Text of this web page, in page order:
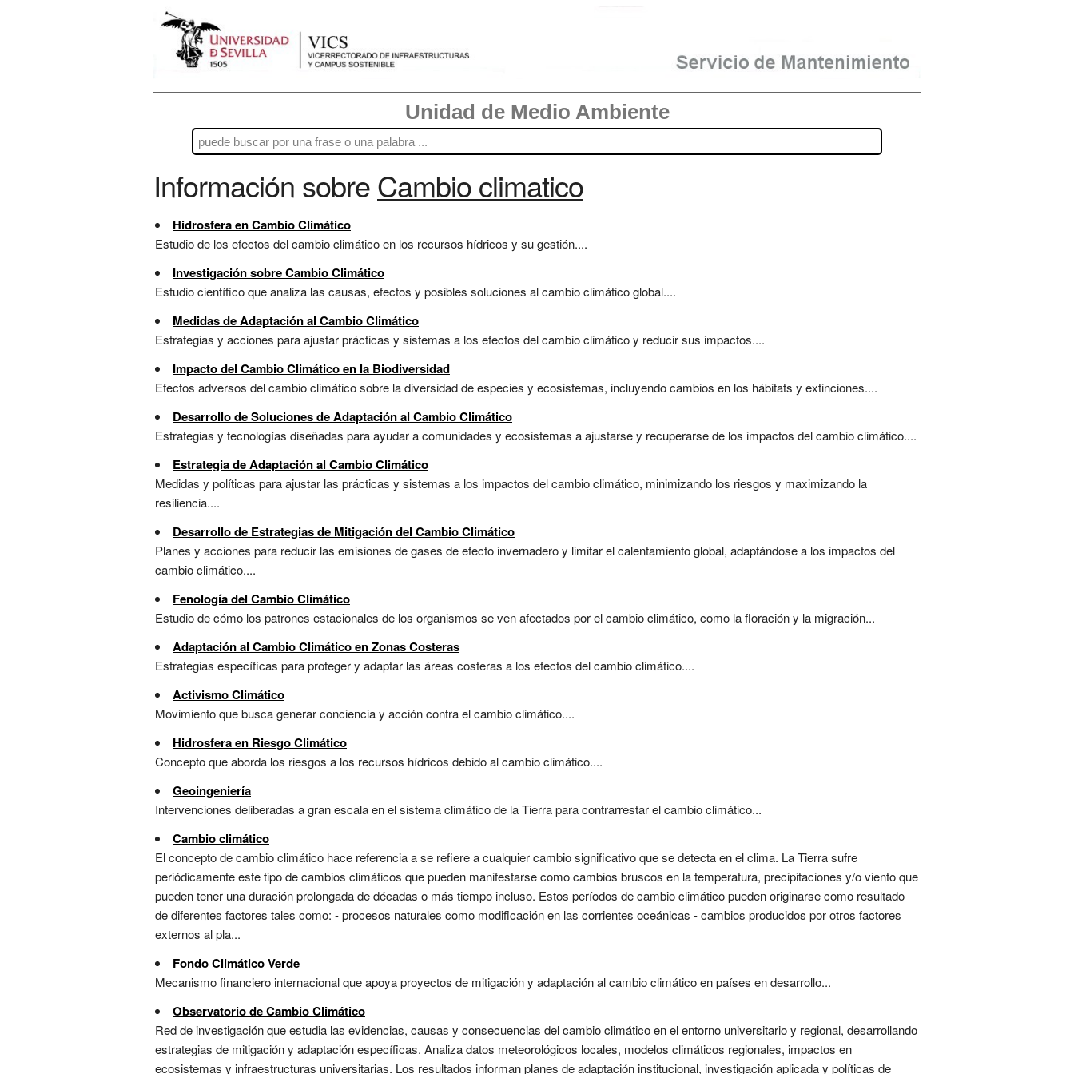
Unidad de Medio Ambiente
Información sobreCambio climatico
Hidrosfera en Cambio Climático
Estudio de los efectos del cambio climático en los recursos hídricos y su gestión....
Investigación sobre Cambio Climático
Estudio científico que analiza las causas, efectos y posibles soluciones al cambio climático global....
Medidas de Adaptación al Cambio Climático
Estrategias y acciones para ajustar prácticas y sistemas a los efectos del cambio climático y reducir sus impactos....
Impacto del Cambio Climático en la Biodiversidad
Efectos adversos del cambio climático sobre la diversidad de especies y ecosistemas, incluyendo cambios en los hábitats y extinciones....
Desarrollo de Soluciones de Adaptación al Cambio Climático
Estrategias y tecnologías diseñadas para ayudar a comunidades y ecosistemas a ajustarse y recuperarse de los impactos del cambio climático....
Estrategia de Adaptación al Cambio Climático
Medidas y políticas para ajustar las prácticas y sistemas a los impactos del cambio climático, minimizando los riesgos y maximizando la
resiliencia....
Desarrollo de Estrategias de Mitigación del Cambio Climático
Planes y acciones para reducir las emisiones de gases de efecto invernadero y limitar el calentamiento global, adaptándose a los impactos del
cambio climático....
Fenología del Cambio Climático
Estudio de cómo los patrones estacionales de los organismos se ven afectados por el cambio climático, como la floración y la migración...
Adaptación al Cambio Climático en Zonas Costeras
Estrategias específicas para proteger y adaptar las áreas costeras a los efectos del cambio climático....
Activismo Climático
Movimiento que busca generar conciencia y acción contra el cambio climático....
Hidrosfera en Riesgo Climático
Concepto que aborda los riesgos a los recursos hídricos debido al cambio climático....
Geoingeniería
Intervenciones deliberadas a gran escala en el sistema climático de la Tierra para contrarrestar el cambio climático...
Cambio climático
El concepto de cambio climático hace referencia a se refiere a cualquier cambio significativo que se detecta en el clima. La Tierra sufre
periódicamente este tipo de cambios climáticos que pueden manifestarse como cambios bruscos en la temperatura, precipitaciones y/o viento que
pueden tener una duración prolongada de décadas o más tiempo incluso. Estos períodos de cambio climático pueden originarse como resultado
de diferentes factores tales como: - procesos naturales como modificación en las corrientes oceánicas - cambios producidos por otros factores
externos al pla...
Fondo Climático Verde
Mecanismo financiero internacional que apoya proyectos de mitigación y adaptación al cambio climático en países en desarrollo...
Observatorio de Cambio Climático
Red de investigación que estudia las evidencias, causas y consecuencias del cambio climático en el entorno universitario y regional, desarrollando
estrategias de mitigación y adaptación específicas. Analiza datos meteorológicos locales, modelos climáticos regionales, impactos en
ecosistemas y infraestructuras universitarias. Los resultados informan planes de adaptación institucional, investigación aplicada y políticas de